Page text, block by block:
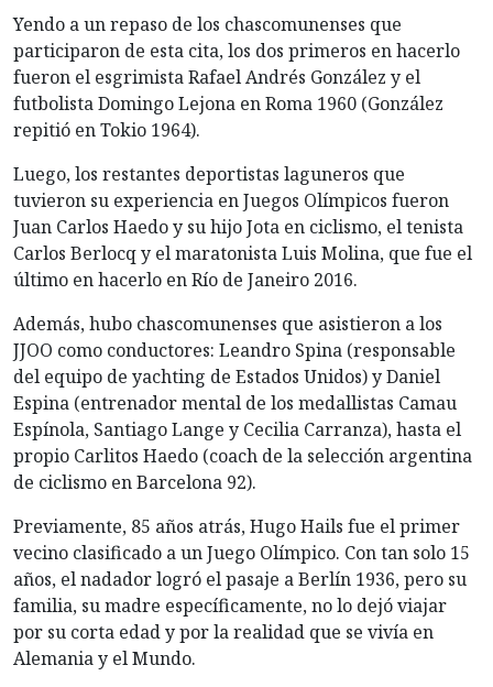
Yendo a un repaso de los chascomunenses que
participaron de esta cita, los dos primeros en hacerlo
fueron el esgrimista Rafael Andrés González y el
futbolista Domingo Lejona en Roma 1960 (González
repitió en Tokio 1964).
Luego, los restantes deportistas laguneros que
tuvieron su experiencia en Juegos Olímpicos fueron
Juan Carlos Haedo y su hijo Jota en ciclismo, el tenista
Carlos Berlocq y el maratonista Luis Molina, que fue el
último en hacerlo en Río de Janeiro 2016.
Además, hubo chascomunenses que asistieron a los
JJOO como conductores: Leandro Spina (responsable
del equipo de yachting de Estados Unidos) y Daniel
Espina (entrenador mental de los medallistas Camau
Espínola, Santiago Lange y Cecilia Carranza), hasta el
propio Carlitos Haedo (coach de la selección argentina
de ciclismo en Barcelona 92).
Previamente, 85 años atrás, Hugo Hails fue el primer
vecino clasificado a un Juego Olímpico. Con tan solo 15
años, el nadador logró el pasaje a Berlín 1936, pero su
familia, su madre específicamente, no lo dejó viajar
por su corta edad y por la realidad que se vivía en
Alemania y el Mundo.